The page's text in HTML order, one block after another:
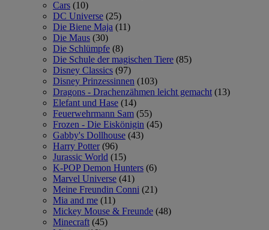
Cars (10)
DC Universe (25)
Die Biene Maja (11)
Die Maus (30)
Die Schlümpfe (8)
Die Schule der magischen Tiere (85)
Disney Classics (97)
Disney Prinzessinnen (103)
Dragons - Drachenzähmen leicht gemacht (13)
Elefant und Hase (14)
Feuerwehrmann Sam (55)
Frozen - Die Eiskönigin (45)
Gabby's Dollhouse (43)
Harry Potter (96)
Jurassic World (15)
K-POP Demon Hunters (6)
Marvel Universe (41)
Meine Freundin Conni (21)
Mia and me (11)
Mickey Mouse & Freunde (48)
Minecraft (45)